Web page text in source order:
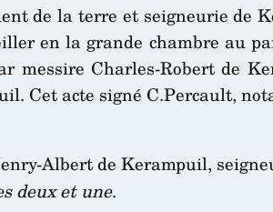
de la terre et seigneurie de
en la grande chambre au
messire Charles-Robert de
Cet acte signé C.Percault,
Albert de Kerampuil,
deux et une.